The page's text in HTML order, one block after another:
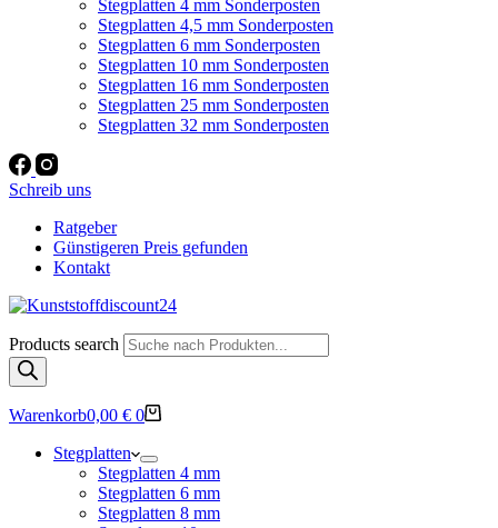
Stegplatten 4 mm Sonderposten
Stegplatten 4,5 mm Sonderposten
Stegplatten 6 mm Sonderposten
Stegplatten 10 mm Sonderposten
Stegplatten 16 mm Sonderposten
Stegplatten 25 mm Sonderposten
Stegplatten 32 mm Sonderposten
Schreib uns
Ratgeber
Günstigeren Preis gefunden
Kontakt
Products search
Warenkorb0,00 € 0
Stegplatten
Stegplatten 4 mm
Stegplatten 6 mm
Stegplatten 8 mm